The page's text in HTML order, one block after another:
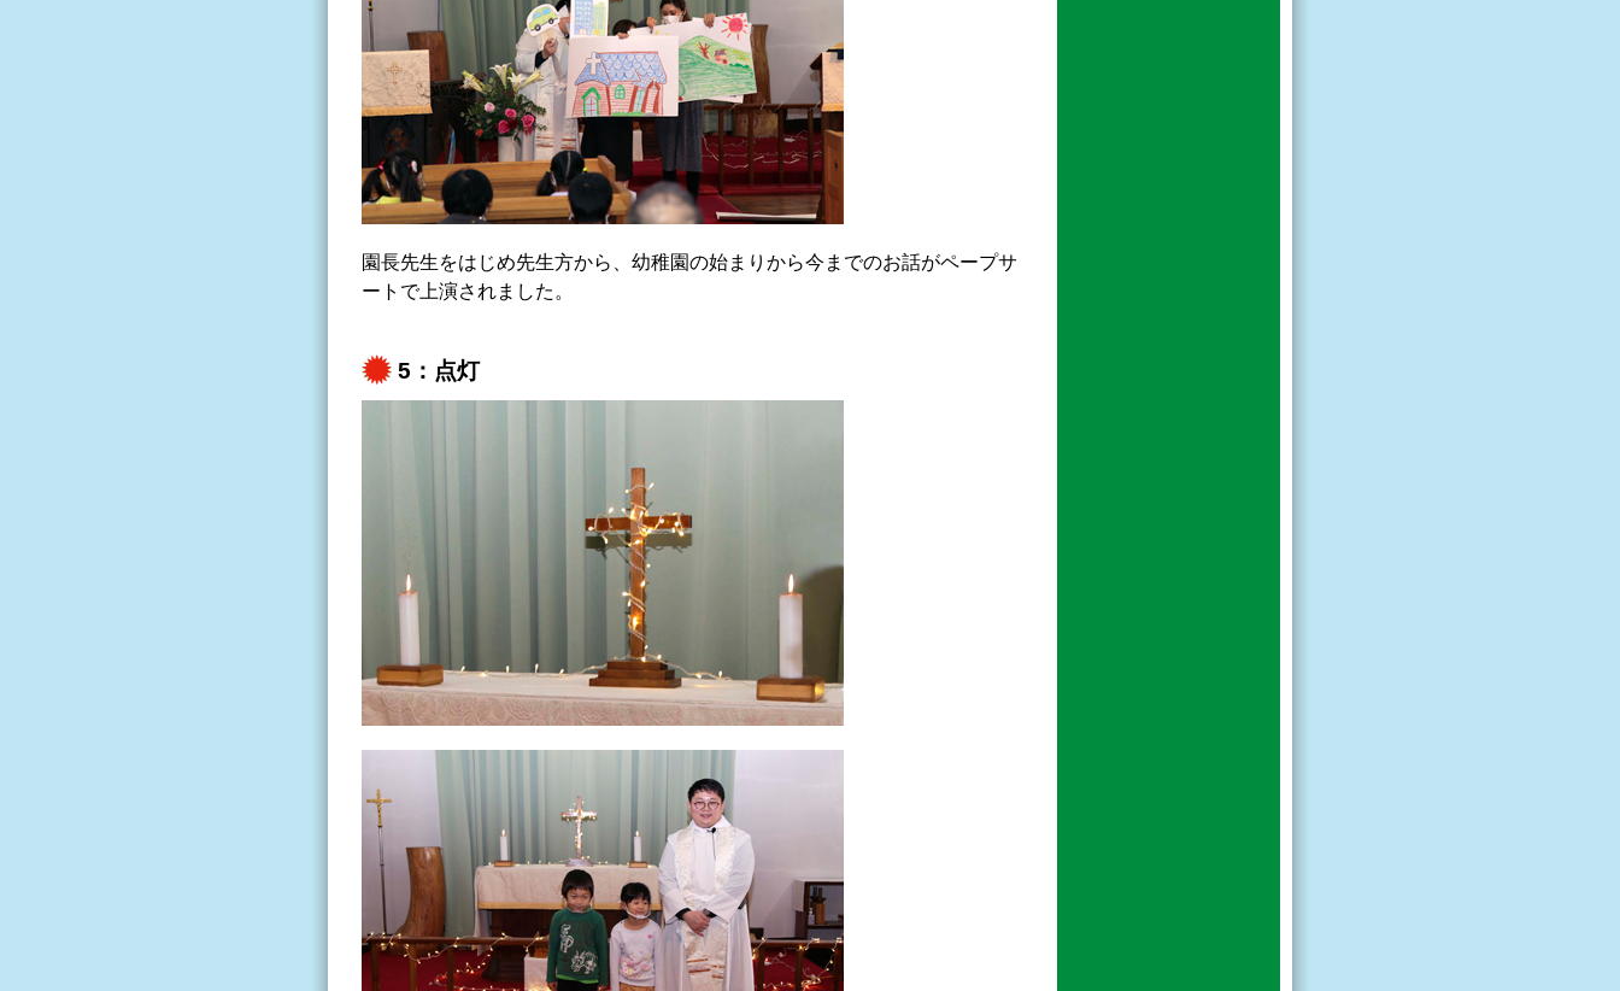
園長先生をはじめ先生方から、幼稚園の始まりから今までのお話がペープサ
ートで上演されました。
5：点灯